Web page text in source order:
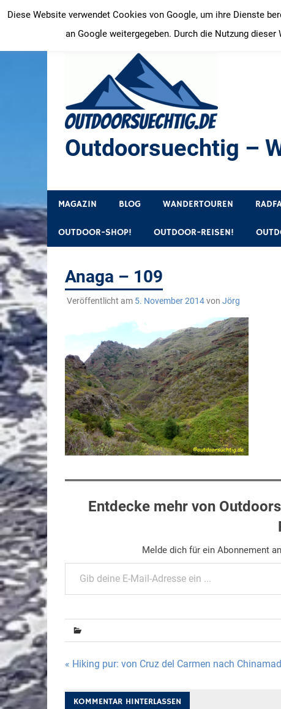
Inhalt
springen
Outdoorsuechtig –
MAGAZIN BLOG WANDERTOUREN
OUTDOOR-SHOP! OUTDOOR-REISEN!
Anaga – 109
Veröffentlicht am 5. November 2014von Jörg
Entdecke mehr von
Melde dich für ein Abonnement
Gib deine E-Mail-Adresse ein ...
Beitragsnavigation
« Hiking pur: von Cruz del Carmen nach
KOMMENTAR HINTERLASSEN
Diese Website verwendet Cookies von Google, um ihre Dienste
an Google weitergegeben. Durch die Nutzung